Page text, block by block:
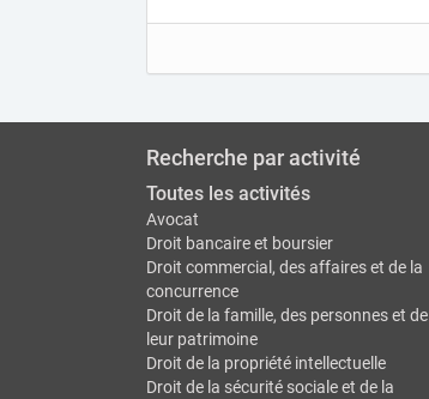
Recherche par activité
Toutes les activités
Avocat
Droit bancaire et boursier
Droit commercial, des affaires et de la
concurrence
Droit de la famille, des personnes et de
leur patrimoine
Droit de la propriété intellectuelle
Droit de la sécurité sociale et de la